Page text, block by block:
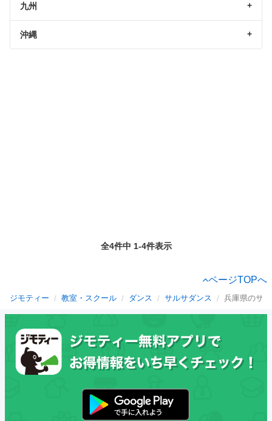
九州
沖縄
全4件中 1-4件表示
ページTOPへ
ジモティー 教室・スクール ダンス サルサダンス 兵庫県のサ